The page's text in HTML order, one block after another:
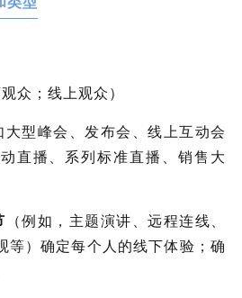
观众；线上观众）
大型峰会、发布会、线上互动会
直播、系列标准直播、销售大
（例如，主题演讲、远程连线、
等）确定每个人的线下体验；确